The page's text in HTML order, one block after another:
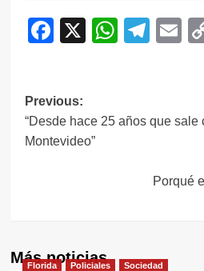
Facebook
X
Navegación
de
Previous:
“Desde hace 25 años que
Montevideo”
Porqué
Más noticias
Florida Policiales Sociedad